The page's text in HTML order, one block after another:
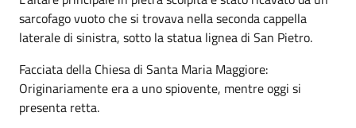
sarcofago vuoto che si trovava nella seconda cappella
laterale di sinistra, sotto la statua lignea di San Pietro.
Facciata della Chiesa di Santa Maria Maggiore:
Originariamente era a uno spiovente, mentre oggi si
presenta retta.